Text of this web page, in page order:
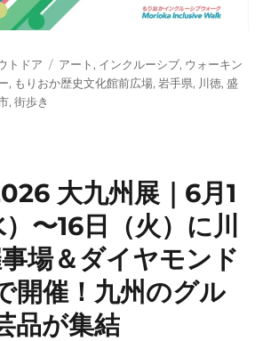
トドア
タ
グ
アート , インクルーシブ, ウォーキン
, もりおか歴史文化館前広場,岩手県, 川徳,盛
,街歩き
大九州展｜6月1
〜16日（火）に川
場＆ダイヤモンド
開催！九州のグル
品が集結